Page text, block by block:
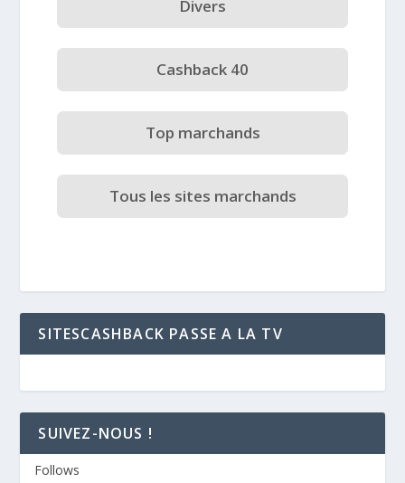
Divers
Cashback 40
Top marchands
Tous les sites marchands
SITESCASHBACK PASSE A LA TV
SUIVEZ-NOUS !
Follows